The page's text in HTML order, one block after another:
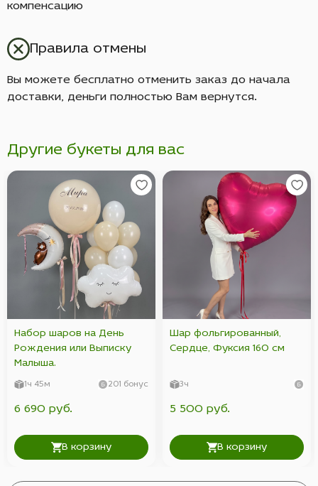
компенсацию
Правила отмены
Вы можете бесплатно отменить заказ до начала
доставки, деньги полностью Вам вернутся.
Другие букеты для вас
Набор шаров на День
Рождения или Выписку
Малыша.
1ч 45м 201 бонус
6 690 руб.
В корзину
Шар фольгированный,
Сердце, Фуксия 160 см
3ч
5 500 руб.
В корзину